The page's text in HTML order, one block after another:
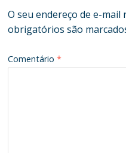
O seu endereço de e-mail
obrigatórios são
Comentário*